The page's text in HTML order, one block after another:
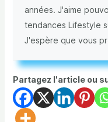
années. J'aime
tendances Lifestyle
J'espère que vous
Partagez l'article ou